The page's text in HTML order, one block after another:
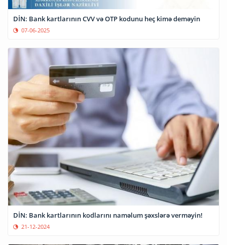
DİN: Bank kartlarının CVV və OTP kodunu heç kimə deməyin
07-06-2025
DİN: Bank kartlarının kodlarını naməlum şəxslərə verməyin!
21-12-2024